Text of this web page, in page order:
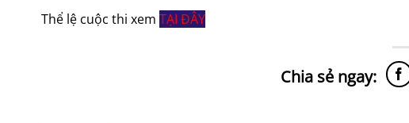
Thể lệ cuộc thi xem TẠI ĐÂY​